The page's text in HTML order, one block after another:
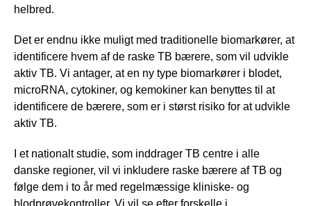
helbred.
Det er endnu ikke muligt med traditionelle biomarkører, at
identificere hvem af de raske TB bærere, som vil udvikle
aktiv TB. Vi antager, at en ny type biomarkører i blodet,
microRNA, cytokiner, og kemokiner kan benyttes til at
identificere de bærere, som er i størst risiko for at udvikle
aktiv TB.
I et nationalt studie, som inddrager TB centre i alle
danske regioner, vil vi inkludere raske bærere af TB og
følge dem i to år med regelmæssige kliniske- og